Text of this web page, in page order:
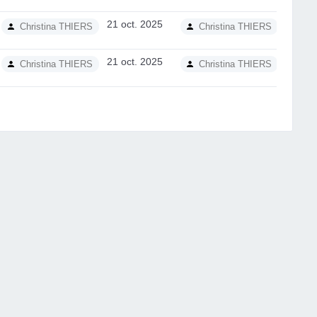
Christina THIERS 21 oct. 2025 Christina THIERS
Christina THIERS 21 oct. 2025 Christina THIERS